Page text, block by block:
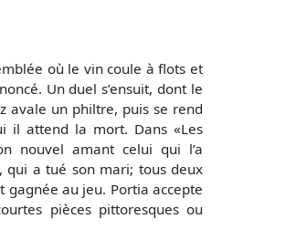
où le vin coule à flots et
Un duel s’ensuit, dont le
avale un philtre, puis se rend
il attend la mort. Dans «Les
nouvel amant celui qui l’a
qui a tué son mari; tous deux
gagnée au jeu. Portia accepte
pièces pittoresques ou